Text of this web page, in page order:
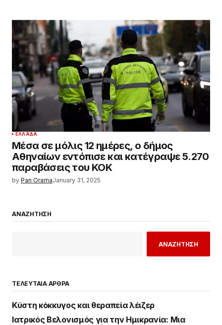
ΕΛΛΆΔΑ
Μέσα σε μόλις 12 ημέρες, ο δήμος
Αθηναίων εντόπισε και κατέγραψε 5.270
παραβάσεις του ΚΟΚ
by Pan OramaJanuary 31, 2025
ΑΝΑΖΗΤΗΣΗ
ΑΝΑΖΗΤΗΣΗ
ΤΕΛΕΥΤΑΙΑ ΑΡΘΡΑ
Κύστη κόκκυγος και θεραπεία λέιζερ
Ιατρικός Βελονισμός για την Ημικρανία: Μια